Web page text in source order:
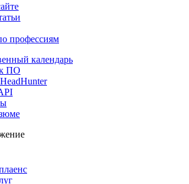
профессиям
календарь
к ПО